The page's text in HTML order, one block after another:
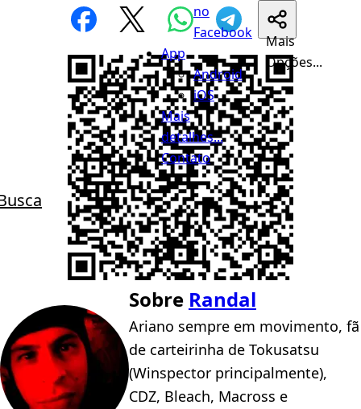
no
Facebook
App
Android
iOS
Mais
detalhes...
Contato
Mais
Opções...
Sobre Randal
Ariano sempre em movimento, fã
de carteirinha de Tokusatsu
(Winspector principalmente),
CDZ, Bleach, Macross e